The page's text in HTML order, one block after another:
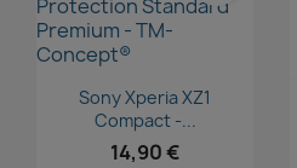
Aperçu rapide
Sony Xperia XZ1
Compact -...
14,90 €